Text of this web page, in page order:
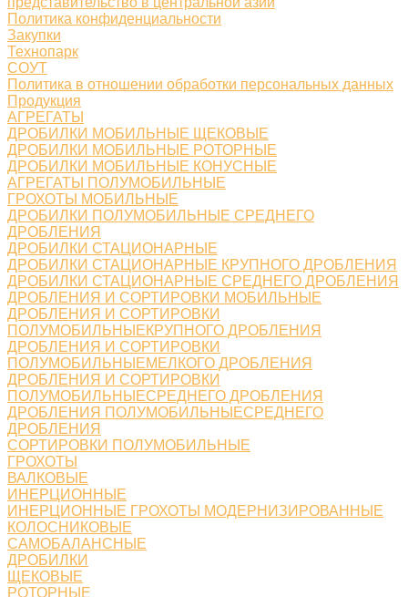
Политика конфиденциальности
Закупки
Технопарк
СОУТ
Политика в отношении обработки персональных данных
Продукция
АГРЕГАТЫ
ДРОБИЛКИ МОБИЛЬНЫЕ ЩЕКОВЫЕ
ДРОБИЛКИ МОБИЛЬНЫЕ РОТОРНЫЕ
ДРОБИЛКИ МОБИЛЬНЫЕ КОНУСНЫЕ
АГРЕГАТЫ ПОЛУМОБИЛЬНЫЕ
ГРОХОТЫ МОБИЛЬНЫЕ
ДРОБИЛКИ ПОЛУМОБИЛЬНЫЕ СРЕДНЕГО
ДРОБЛЕНИЯ
ДРОБИЛКИ СТАЦИОНАРНЫЕ
ДРОБИЛКИ СТАЦИОНАРНЫЕ КРУПНОГО ДРОБЛЕНИЯ
ДРОБИЛКИ СТАЦИОНАРНЫЕ СРЕДНЕГО ДРОБЛЕНИЯ
ДРОБЛЕНИЯ И СОРТИРОВКИ МОБИЛЬНЫЕ
ДРОБЛЕНИЯ И СОРТИРОВКИ
ПОЛУМОБИЛЬНЫЕКРУПНОГО ДРОБЛЕНИЯ
ДРОБЛЕНИЯ И СОРТИРОВКИ
ПОЛУМОБИЛЬНЫЕМЕЛКОГО ДРОБЛЕНИЯ
ДРОБЛЕНИЯ И СОРТИРОВКИ
ПОЛУМОБИЛЬНЫЕСРЕДНЕГО ДРОБЛЕНИЯ
ДРОБЛЕНИЯ ПОЛУМОБИЛЬНЫЕСРЕДНЕГО
ДРОБЛЕНИЯ
СОРТИРОВКИ ПОЛУМОБИЛЬНЫЕ
ГРОХОТЫ
ВАЛКОВЫЕ
ИНЕРЦИОННЫЕ
ИНЕРЦИОННЫЕ ГРОХОТЫ МОДЕРНИЗИРОВАННЫЕ
КОЛОСНИКОВЫЕ
САМОБАЛАНСНЫЕ
ДРОБИЛКИ
ЩЕКОВЫЕ
РОТОРНЫЕ